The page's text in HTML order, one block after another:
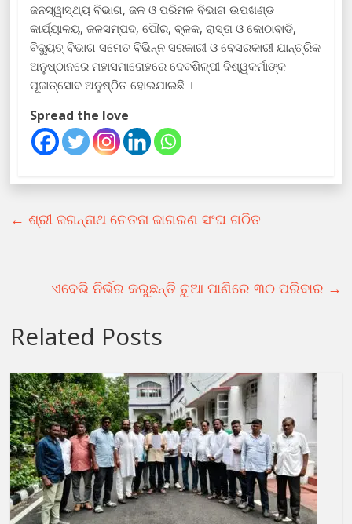
ଜନସ୍ୱାସ୍ଥ୍ୟ ବିଭାଗ, ଜଳ ଓ ପରିମଳ ବିଭାଗ ଉପଖଣ୍ଡ
କାର୍ଯ୍ୟାଳୟ, ଜଳସମ୍ପଦ, ପୌର, ବ୍ଳକ, ରାସ୍ତା ଓ କୋଠାବାଡି,
ବିଦ୍ୟୁତ୍ ବିଭାଗ ସମେତ ବିଭିନ୍ନ ସରକାରୀ ଓ ବେସରକାରୀ ଯାନ୍ତ୍ରିକ
ଅନୁଷ୍ଠାନରେ ମହାସମାରୋହରେ ଦେବଶିଳ୍ପୀ ବିଶ୍ୱକର୍ମାଙ୍କ
ପୂଜାତ୍ସୋବ ଅନୁଷ୍ଠିତ ହୋଇଯାଇଛି ।
Spread the love
← ଶ୍ରୀ ଜଗନ୍ନାଥ ଚେତନା ଜାଗରଣ ସଂଘ ଗଠିତ
ଏବେଭି ନିର୍ଭର କରୁଛନ୍ତି ଚୁଆ ପାଣିରେ ୩୦ ପରିବାର →
Related Posts